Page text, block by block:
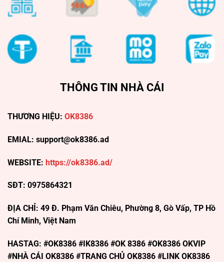
THÔNG TIN NHÀ CÁI
THƯƠNG HIỆU: OK8386
EMIAL: support@ok8386.ad
WEBSITE: https://ok8386.ad/
SĐT: 0975864321
ĐỊA CHỈ: 49 Đ. Phạm Văn Chiêu, Phường 8, Gò Vấp, TP Hồ
Chí Minh, Việt Nam
HASTAG: #OK8386 #IK8386 #OK 8386 #OK8386 OKVIP
#NHÀ CÁI OK8386 #TRANG CHỦ OK8386 #LINK OK8386